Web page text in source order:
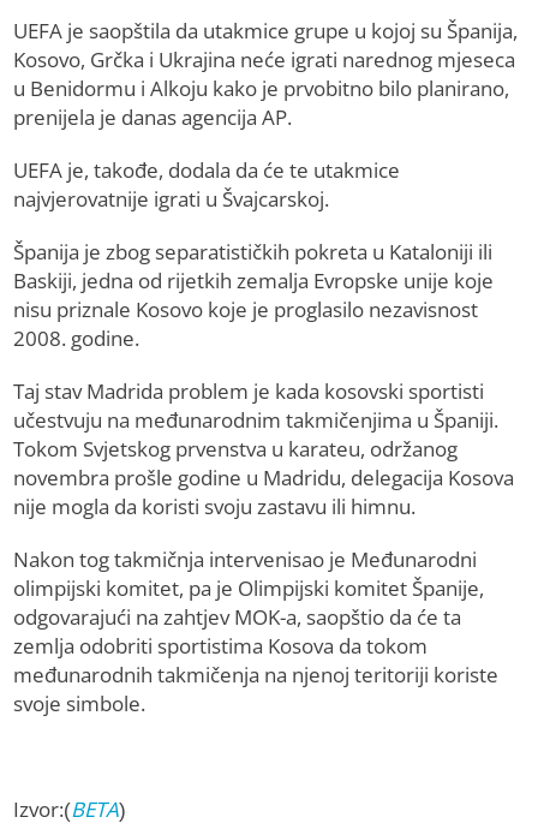
UEFA je saopštila da utakmice grupe u kojoj su Španija,
Kosovo, Grčka i Ukrajina neće igrati narednog mjeseca
u Benidormu i Alkoju kako je prvobitno bilo planirano,
prenijela je danas agencija AP.
UEFA je, takođe, dodala da će te utakmice
najvjerovatnije igrati u Švajcarskoj.
Španija je zbog separatističkih pokreta u Kataloniji ili
Baskiji, jedna od rijetkih zemalja Evropske unije koje
nisu priznale Kosovo koje je proglasilo nezavisnost
2008. godine.
Taj stav Madrida problem je kada kosovski sportisti
učestvuju na međunarodnim takmičenjima u Španiji.
Tokom Svjetskog prvenstva u karateu, održanog
novembra prošle godine u Madridu, delegacija Kosova
nije mogla da koristi svoju zastavu ili himnu.
Nakon tog takmičnja intervenisao je Međunarodni
olimpijski komitet, pa je Olimpijski komitet Španije,
odgovarajući na zahtjev MOK-a, saopštio da će ta
zemlja odobriti sportistima Kosova da tokom
međunarodnih takmičenja na njenoj teritoriji koriste
svoje simbole.
Izvor:(BETA)